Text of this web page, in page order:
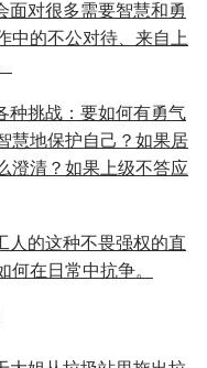
面对很多需要智慧和勇
中的不公对待、来自上
种挑战：要如何有勇气
慧地保护自己？如果居
澄清？如果上级不答应
人的这种不畏强权的直
在日常中抗争。